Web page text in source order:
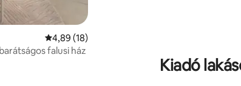
Átlagos értékelés: 5/4,89, 18 vélemény
4,89 (18)
falusi ház
Kiadó